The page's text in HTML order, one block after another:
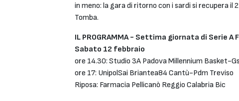
in meno: la gara di ritorno con i sardi si recupera il
Tomba.
IL PROGRAMMA - Settima giornata di Serie A
Sabato 12 febbraio
ore 14.30: Studio 3A Padova Millennium Basket-
ore 17: UnipolSai Briantea84 Cantù-Pdm Treviso
Riposa: Farmacia Pellicanò Reggio Calabria Bic